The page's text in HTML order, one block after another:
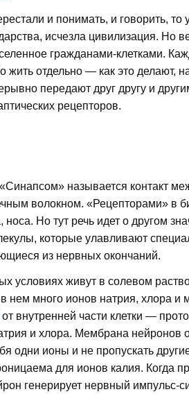
и понимать, и говорить, то
исчезла цивилизация. Но
гражданами-клетками.
жить отдельно — как это делают,
передают друг другу и
рецепторов.
называется контакт
волокном. «Рецепторами» в
Но тут речь идет о другом
которые улавливают
из нервных окончаний.
условиях живут в солевом
много ионов натрия, хлора и
от внутренней части клетки —
и хлора. Мембрана нейронов
одни ионы и не пропускать
для ионов калия. Когда
генерирует нервный импульс-